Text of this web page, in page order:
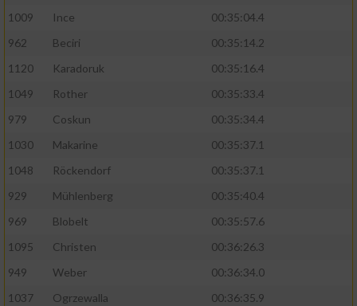
1009
Ince
00:35:04.4
962
Beciri
00:35:14.2
1120
Karadoruk
00:35:16.4
1049
Rother
00:35:33.4
979
Coskun
00:35:34.4
1030
Makarine
00:35:37.1
1048
Röckendorf
00:35:37.1
929
Mühlenberg
00:35:40.4
969
Blobelt
00:35:57.6
1095
Christen
00:36:26.3
949
Weber
00:36:34.0
1037
Ogrzewalla
00:36:35.9